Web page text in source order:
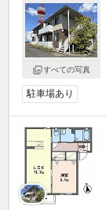
すべての写真
駐車場あり